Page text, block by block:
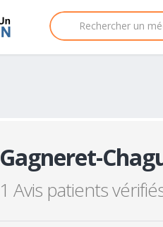
Gagneret-
1 Avis patients